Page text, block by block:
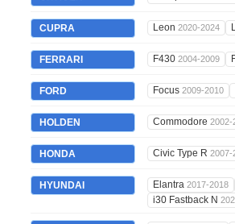
CUPRA Leon 2020-2024
FERRARI F430 2004-2009
FORD Focus 2009-2010
HOLDEN Commodore 2002-
HONDA Civic Type R 2007-
HYUNDAI Elantra 2017-2018
i30 Fastback N